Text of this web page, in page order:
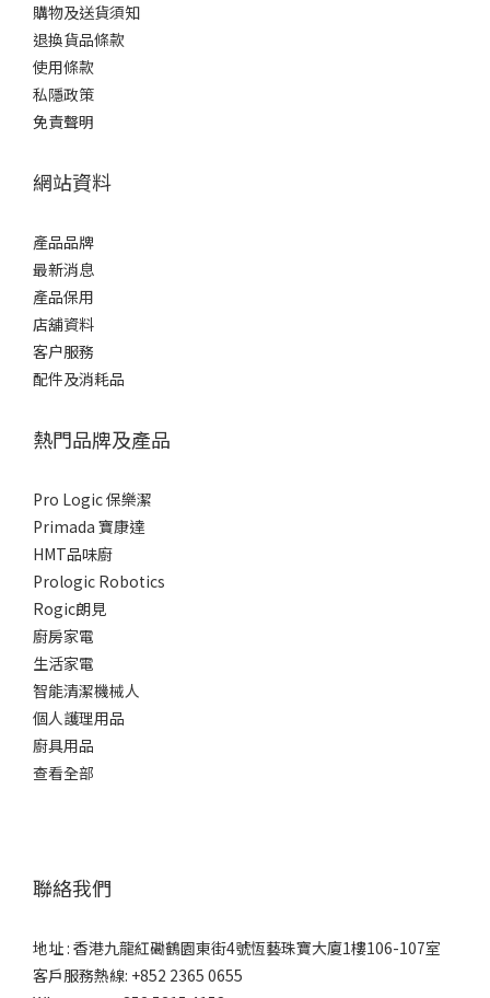
購物及送貨須知
退換貨品條款
使用條款
私隱政策
免責聲明
網站資料
產品品牌
最新消息
產品保用
店舖資料
客户服務
配件及消耗品
熱門品牌及產品
Pro Logic 保樂潔
Primada 寶康達
HMT品味廚
Prologic Robotics
Rogic朗見
廚房家電
生活家電
智能清潔機械人
個人護理用品
廚具用品
查看全部
聯絡我們
地址 : 香港九龍紅磡鶴園東街4號恆藝珠寶大廈1樓106-107室
客戶服務熱線: +852 2365 0655